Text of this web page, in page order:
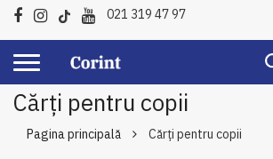
021 319 47 97
Cărți pentru copii
Pagina principală Cărți pentru copii